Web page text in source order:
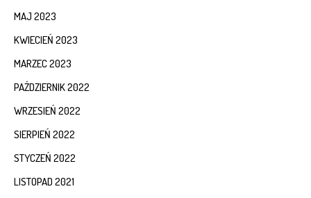
MAJ 2023
KWIECIEŃ 2023
MARZEC 2023
PAŹDZIERNIK 2022
WRZESIEŃ 2022
SIERPIEŃ 2022
STYCZEŃ 2022
LISTOPAD 2021